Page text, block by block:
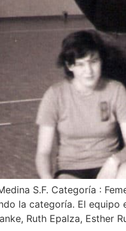
S.F. Categoría :
la categoría. El
Ruth Epalza, Esther